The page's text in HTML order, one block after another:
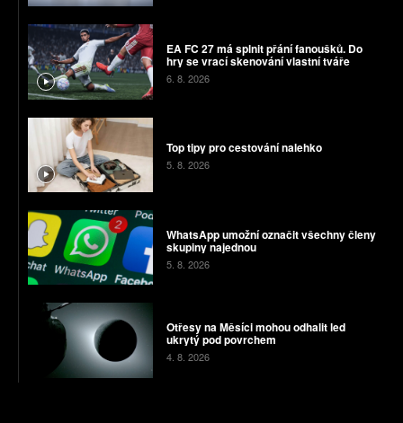
EA FC 27 má splnit přání fanoušků. Do
hry se vrací skenování vlastní tváře
6. 8. 2026
Top tipy pro cestování nalehko
5. 8. 2026
WhatsApp umožní označit všechny členy
skupiny najednou
5. 8. 2026
Otřesy na Měsíci mohou odhalit led
ukrytý pod povrchem
4. 8. 2026